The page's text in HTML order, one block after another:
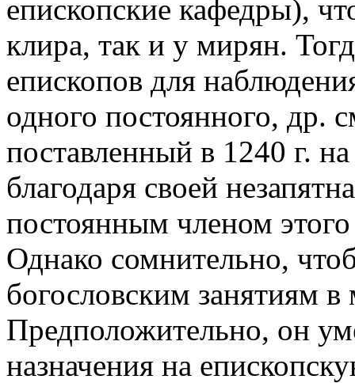
епископские кафедры),
клира, так и у мирян.
епископов для
одного постоянного, др.
поставленный в 1240 г.
благодаря своей
постоянным членом
Однако сомнительно,
богословским занятиям
Предположительно, он
назначения на